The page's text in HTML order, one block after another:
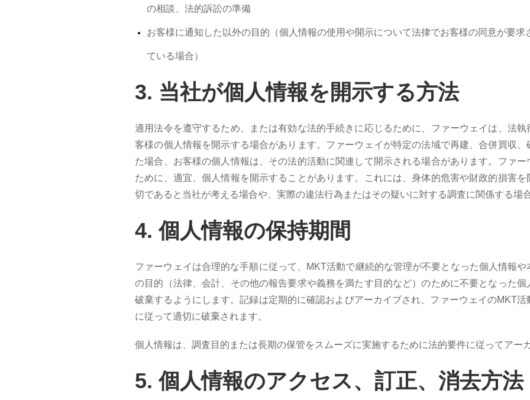
の相談、法的訴訟の準備
お客様に通知した以外の目的（個人情報の使用や開示について法律でお客様の同意が要
ている場合）
3. 当社が個人情報を開示する方法
適用法令を遵守するため、または有効な法的手続きに応じるために、ファーウェイは、法
客様の個人情報を開示する場合があります。ファーウェイが特定の法域で再建、合併買収
た場合、お客様の個人情報は、その法的活動に関連して開示される場合があります。ファ
ために、適宜、個人情報を開示することがあります。これには、身体的危害や財政的損害
切であると当社が考える場合や、実際の違法行為またはその疑いに対する調査に関係する場
4. 個 人情報の保持期間
ファーウェイは合理的な手順に従って、MKT活動で継続的な管理が不要となった個人情報
の目的（法律、会計、その他の報告要求や義務を満たす目的など）のために不要となった
破棄するようにします。記録は定期的に確認およびアーカイブされ、ファーウェイのMKT
に従って適切に破棄されます。
個人情報は、調査目的または長期の保管をスムーズに実施するために法的要件に従ってアー
5. 個 人情報のアクセス、訂正、消去方法